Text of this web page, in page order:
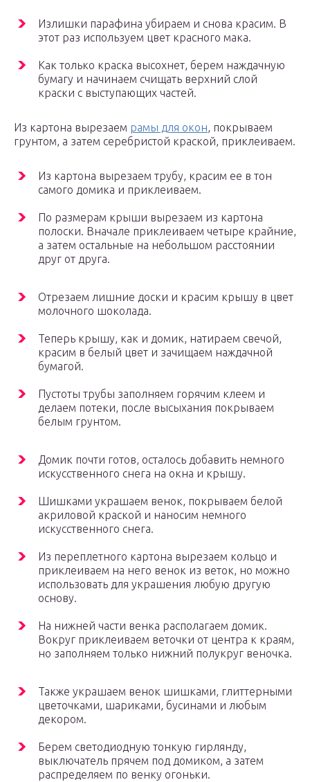
Излишки парафина убираем и снова красим. В
этот раз используем цвет красного мака.
Как только краска высохнет, берем наждачную
бумагу и начинаем счищать верхний слой
краски с выступающих частей.
Из картона вырезаем рамы для окон, покрываем
грунтом, а затем серебристой краской, приклеиваем.
Из картона вырезаем трубу, красим ее в тон
самого домика и приклеиваем.
По размерам крыши вырезаем из картона
полоски. Вначале приклеиваем четыре крайние,
а затем остальные на небольшом расстоянии
друг от друга.
Отрезаем лишние доски и красим крышу в цвет
молочного шоколада.
Теперь крышу, как и домик, натираем свечой,
красим в белый цвет и зачищаем наждачной
бумагой.
Пустоты трубы заполняем горячим клеем и
делаем потеки, после высыхания покрываем
белым грунтом.
Домик почти готов, осталось добавить немного
искусственного снега на окна и крышу.
Шишками украшаем венок, покрываем белой
акриловой краской и наносим немного
искусственного снега.
Из переплетного картона вырезаем кольцо и
приклеиваем на него венок из веток, но можно
использовать для украшения любую другую
основу.
На нижней части венка располагаем домик.
Вокруг приклеиваем веточки от центра к краям,
но заполняем только нижний полукруг веночка.
Также украшаем венок шишками, глиттерными
цветочками, шариками, бусинами и любым
декором.
Берем светодиодную тонкую гирлянду,
выключатель прячем под домиком, а затем
распределяем по венку огоньки.